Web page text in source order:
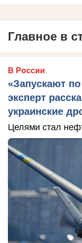
Главное в
В России
«Запускают
эксперт
украинские
Целями стал